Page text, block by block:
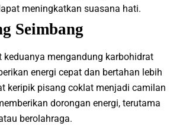
meningkatkan suasana hati.
Seimbang
keduanya mengandung karbohidrat
energi cepat dan bertahan lebih
keripik pisang coklat menjadi camilan
dorongan energi, terutama
berolahraga.